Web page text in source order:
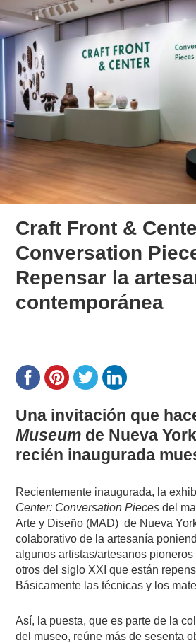
Craft Front &
Conversation
Repensar la
contemporánea
Una invitación que
Museum de Nueva
recién inaugurada
Recientemente inaugurada, la
Center: Conversation Pieces del
Arte y Diseño (MAD) de Nueva
colaborativo de la artesanía
algunos artistas/artesanos
otros del siglo XXI que están
Básicamente las técnicas y los
Así, la puesta, que es parte de la
del museo, reúne más de sesenta